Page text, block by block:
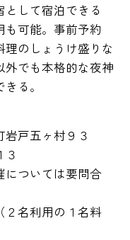
して宿泊できる
も可能。事前予約
のしょうけ盛りな
外でも本格的な夜神
る。
岩戸五ヶ村９３
３
については要問合
２名利用の１名料